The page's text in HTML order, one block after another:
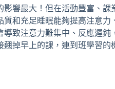
響最大！但在活動豐富、課
和充足睡眠能夠提高注意
致注意力難集中、反應遲鈍
掉早上的課，連到班學習的